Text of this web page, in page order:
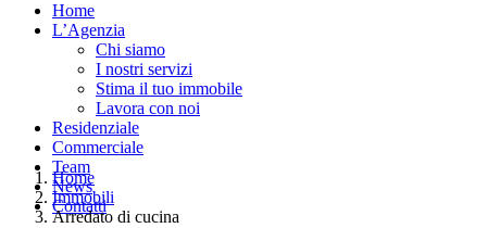
Home
L’Agenzia
Chi siamo
I nostri servizi
Stima il tuo immobile
Lavora con noi
Residenziale
Commerciale
Team
News
Contatti
Home
Immobili
Arredato di cucina